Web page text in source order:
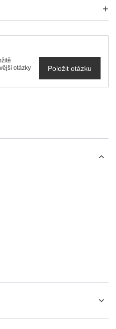
otázky
Položit otázku